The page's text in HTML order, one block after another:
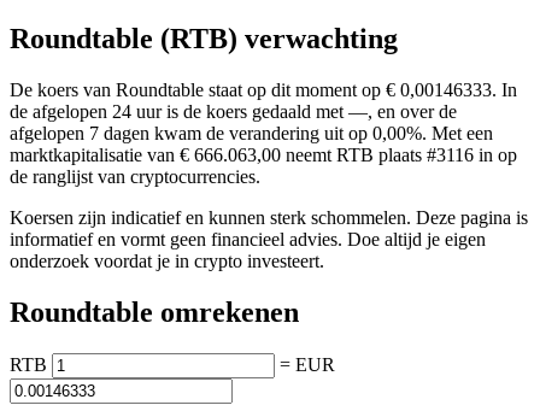
Roundtable (RTB) verwachting
De koers van Roundtable staat op dit moment op € 0,00146333. In
de afgelopen 24 uur is de koers gedaald met —, en over de
afgelopen 7 dagen kwam de verandering uit op 0,00%. Met een
marktkapitalisatie van € 666.063,00 neemt RTB plaats #3116 in op
de ranglijst van cryptocurrencies.
Koersen zijn indicatief en kunnen sterk schommelen. Deze pagina is
informatief en vormt geen financieel advies. Doe altijd je eigen
onderzoek voordat je in crypto investeert.
Roundtable omrekenen
RTB = EUR